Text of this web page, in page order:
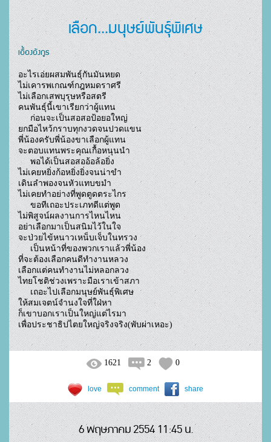
เลือก...มนุษย์พันธุ์พิเศษ
เอื้องอังกูร
อะไรเอ่ยผสมพันธุ์กันมันหยด
ไม่เคารพเกณฑ์กฎหมดราศรี
ไม่เลือกเสพบุรุษหรือสตรี
คนพันธุ์นี้เขาเรียกว่าผู้แทน
     ก่อนจะเป็นสอสอป้อยอใหญ่
ยกมือไหว้กราบทุกงวดจนปวดแขน
พี่น้องครับพี่น้องขาเลือกผู้แทน
จะตอบแทนพระคุณเกื้อหนุนนำ
     พอได้เป็นสอสออ้อล้อยิ่ง
ไม่เคยหยิ่งก้อหยิ่งยิ่งจนน่าขำ
เดินลำพองจนหัวแทบขมำ
ไม่เคยทำอย่างที่พูดตูดตระไกร
     ขอทีเถอะประเภทดีแต่พูด
ไม่พิสูจน์ผลงานการไหนไหน
อย่าเลือกมาเป็นสนิมไว้ในใจ
จะป่วยไข้หนาวเหน็บเจ็บในทรวง
     เป็นหน้าที่ของพวกเราแล้วพี่น้อง
ที่จะต้องเลือกคนดีทำงานหลวง
เลือกแต่คนทำงานไม่หลอกลวง
ไทยโชติช่วงเพราะมือเราเข้าสภา
     เถอะไปเลือกมนุษย์พันธุ์พิเศษ
ให้สมเจตน์จำนงใจที่ใฝ่หา
ก็เขาบอกเราเป็นใหญ่แต่ไรมา
เพื่อประชาธิปไตยใหญ่จริงจริง(พับผ่าเหอะ)
1621 2 0
love comment share
6 พฤษภาคม 2554 11:45 น.